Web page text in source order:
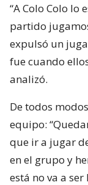
“A Colo Colo lo
partido
expulsó un
fue cuando
analizó.
De todos
equipo:
que ir a jugar
en el grupo y
está no va a